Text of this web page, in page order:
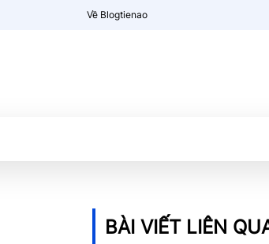
Về Blogtienao
BÀI VIẾT LIÊN